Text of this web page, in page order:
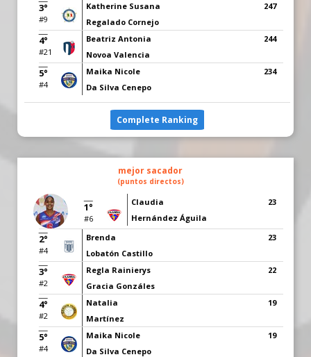
3°
#9
Katherine Susana
Regalado Cornejo
247
4°
#21
Beatriz Antonia
Novoa Valencia
244
5°
#4
Maika Nicole
Da Silva Cenepo
234
Complete Ranking
mejor sacador
(puntos directos)
1°
#6
Claudia
Hernández Águila
23
2°
#4
Brenda
Lobatón Castillo
23
3°
#2
Regla Rainierys
Gracia Gonzáles
22
4°
#2
Natalia
Martínez
19
5°
#4
Maika Nicole
Da Silva Cenepo
19